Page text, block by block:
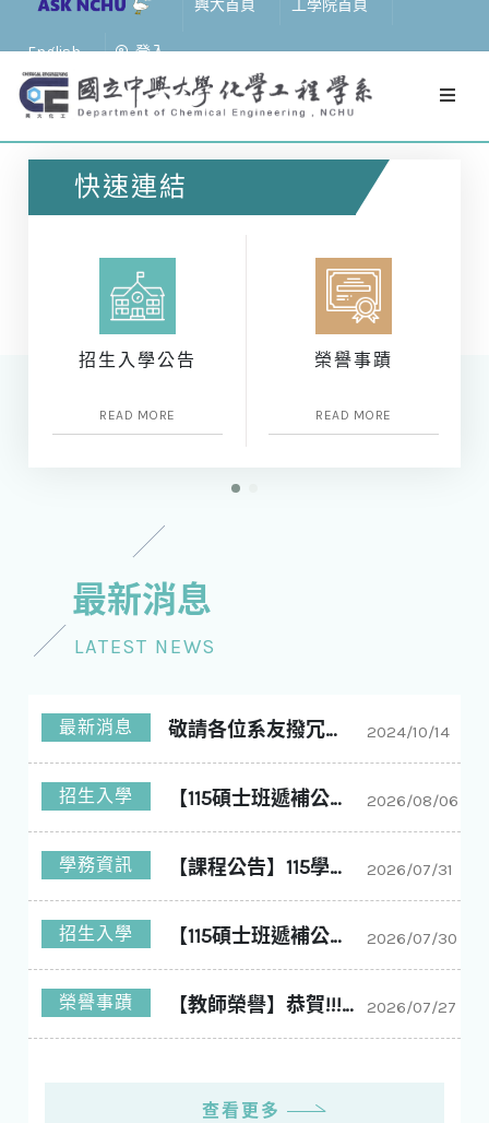
興大首頁 工學院首頁
English 登入
快速連結
招生入學公告
READ MORE
榮譽事蹟
READ MORE
最新消息
LATEST NEWS
最新消息 敬請各位系友撥冗回答問卷 2024/10/14
招生入學 【115碩士班遞補公告】國立中興大學化學工程學系碩士班115學年度入學第11梯次遞補公告 2026/08/06
學務資訊 【課程公告】115學年度1學期 大課表 2026/07/31
招生入學 【115碩士班遞補公告】國立中興大學化學工程學系碩士班115學年度入學第10梯次遞補公告 2026/07/30
榮譽事蹟 【教師榮譽】恭賀!!!林玠廷老師 榮獲工學院114學年度優良導師!!! 2026/07/27
查看更多